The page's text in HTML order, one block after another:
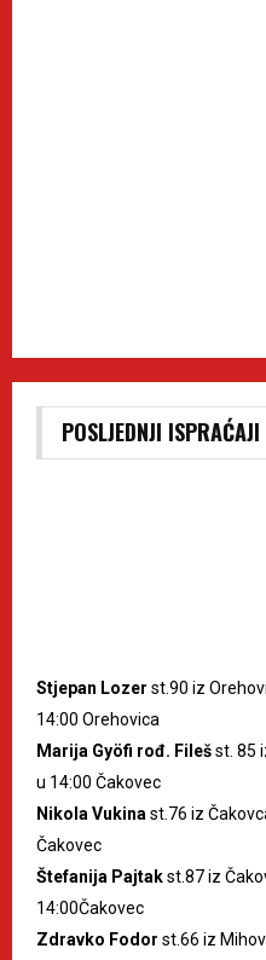
POSLJEDNJI ISPRAĆAJI
Stjepan Lozer st.90 iz
14:00 Orehovica
Marija Gyöfi rođ. Filešst. 85
u 14:00 Čakovec
Nikola Vukinast.76 iz
Čakovec
Štefanija Pajtakst.87 iz
14:00Čakovec
Zdravko Fodor st.66 iz